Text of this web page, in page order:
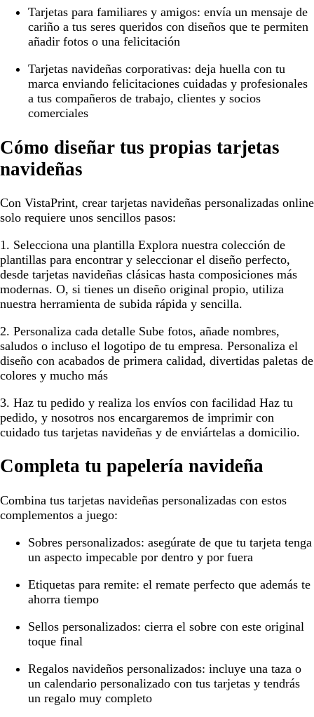
Tarjetas para familiares y amigos: envía un mensaje de
cariño a tus seres queridos con diseños que te permiten
añadir fotos o una felicitación
Tarjetas navideñas corporativas: deja huella con tu
marca enviando felicitaciones cuidadas y profesionales
a tus compañeros de trabajo, clientes y socios
comerciales
Cómo diseñar tus propias tarjetas
navideñas
Con VistaPrint, crear tarjetas navideñas personalizadas online
solo requiere unos sencillos pasos:
1. Selecciona una plantilla Explora nuestra colección de
plantillas para encontrar y seleccionar el diseño perfecto,
desde tarjetas navideñas clásicas hasta composiciones más
modernas. O, si tienes un diseño original propio, utiliza
nuestra herramienta de subida rápida y sencilla.
2. Personaliza cada detalle Sube fotos, añade nombres,
saludos o incluso el logotipo de tu empresa. Personaliza el
diseño con acabados de primera calidad, divertidas paletas de
colores y mucho más
3. Haz tu pedido y realiza los envíos con facilidad Haz tu
pedido, y nosotros nos encargaremos de imprimir con
cuidado tus tarjetas navideñas y de enviártelas a domicilio.
Completa tu papelería navideña
Combina tus tarjetas navideñas personalizadas con estos
complementos a juego:
Sobres personalizados: asegúrate de que tu tarjeta tenga
un aspecto impecable por dentro y por fuera
Etiquetas para remite: el remate perfecto que además te
ahorra tiempo
Sellos personalizados: cierra el sobre con este original
toque final
Regalos navideños personalizados: incluye una taza o
un calendario personalizado con tus tarjetas y tendrás
un regalo muy completo